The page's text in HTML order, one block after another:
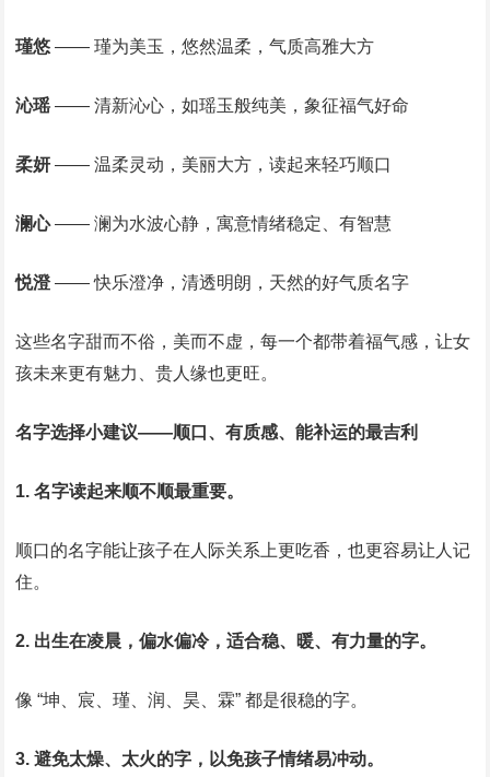
瑾悠 —— 瑾为美玉，悠然温柔，气质高雅大方
沁瑶 —— 清新沁心，如瑶玉般纯美，象征福气好命
柔妍 —— 温柔灵动，美丽大方，读起来轻巧顺口
澜心—— 澜为水波心静，寓意情绪稳定、有智慧
悦澄—— 快乐澄净，清透明朗，天然的好气质名字
这些名字甜而不俗，美而不虚，每一个都带着福气感，让女
孩未来更有魅力、贵人缘也更旺。
名字选择小建议——顺口、有质感、能补运的最吉利
1. 名字读起来顺不顺最重要。
顺口的名字能让孩子在人际关系上更吃香，也更容易让人记
住。
2. 出生在凌晨，偏水偏冷，适合稳、暖、有力量的字。
像 “坤、宸、瑾、润、昊、霖” 都是很稳的字。
3. 避免太燥、太火的字，以免孩子情绪易冲动。